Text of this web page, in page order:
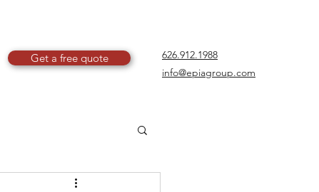
Get a free quote
626.912.1988
info@epiagroup.com